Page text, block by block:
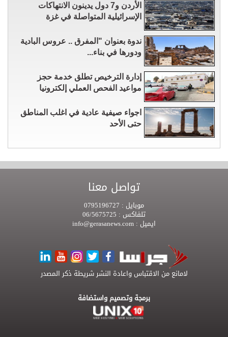
الأردن و7 دول يدينون الانتهاكات
الإسرائيلية المتواصلة في غزة
ندوة بعنوان "المفرق .. عروس البادية
ودورها في بناء...
إدارة الترخيص تطلق خدمة حجز
مواعيد الفحص العملي إلكترونيا
اجواء صيفية عادية في اغلب المناطق
حتى الأحد
تواصل معنا
موبايل :
تلفاكس :
ايميل :
لامانع من الاقتباس واعادة النشر شريطة ذكر المصدر
برمجة وتصميم واستضافة